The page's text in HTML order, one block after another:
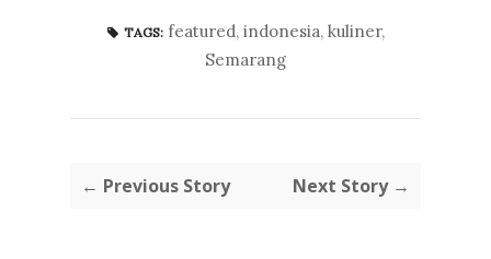
TAGS: featured, indonesia, kuliner,
Semarang
← Previous Story Next Story →